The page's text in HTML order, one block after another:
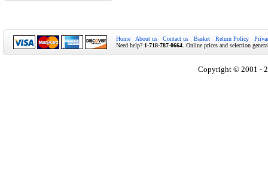
Home About us Contact us Basket Return Policy
Need help? 1-718-787-0664 . Online prices and selection
Copyright © 2001 -